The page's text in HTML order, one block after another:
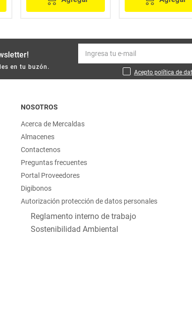
en tu buzón.
Acepto política de
NOSOTROS
Acerca de Mercaldas
Almacenes
Contactenos
Preguntas frecuentes
Portal Proveedores
Digibonos
Autorización protección de datos personales
Reglamento interno de trabajo
Sostenibilidad Ambiental